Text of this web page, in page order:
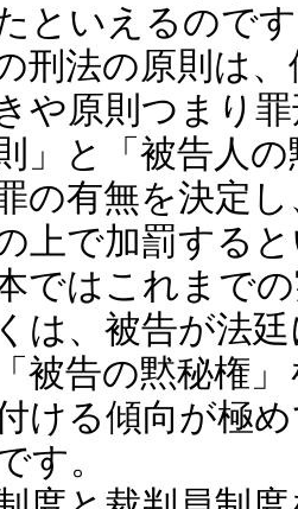
といえるので
刑法の原則は、
や原則つまり
」と「被告人
の有無を決定
上で加罰する
ではこれまで
は、被告が法
被告の黙秘権
ける傾向が極
す。